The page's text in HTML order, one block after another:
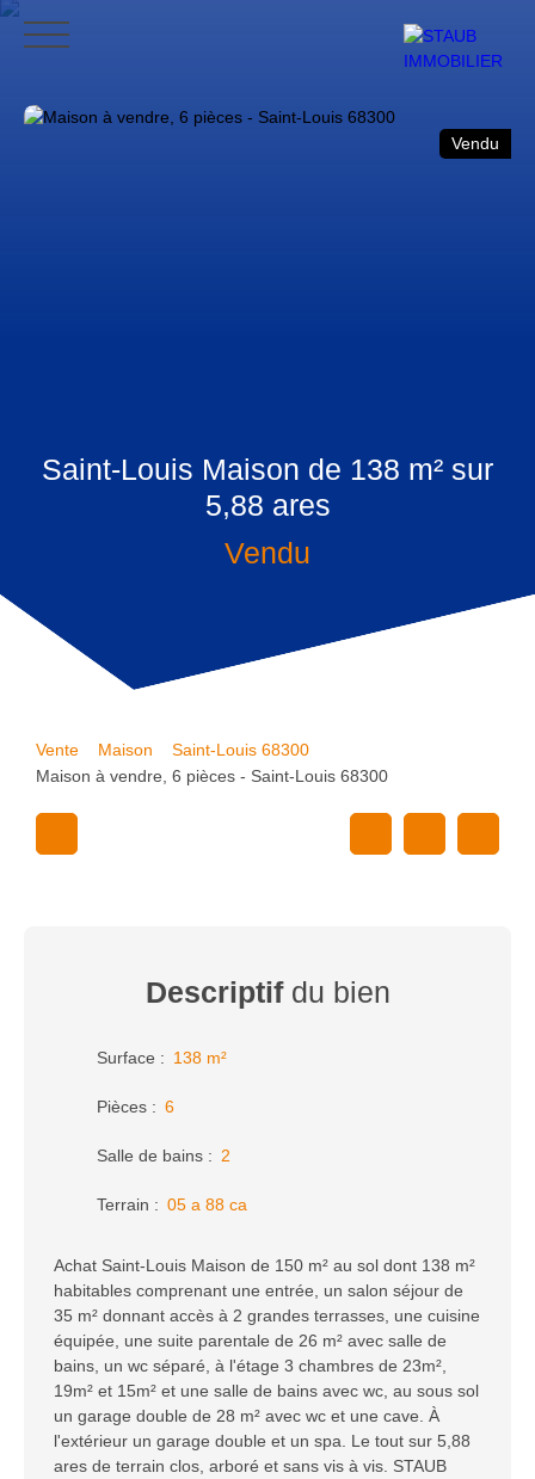
ACCUEIL ACHETER VENDRE NOS AVIS
Vendu
Saint-Louis Maison de 138 m² sur
5,88 ares
Vendu
Vente Maison
Saint-Louis 68300
Maison à vendre, 6 pièces - Saint-Louis 68300
Descriptifdu bien
Surface : 138 m²
Pièces : 6
Salle de bains : 2
Terrain : 05 a 88 ca
Achat Saint-Louis Maison de 150 m² au sol dont 138 m²
habitables comprenant une entrée, un salon séjour de
35 m² donnant accès à 2 grandes terrasses, une cuisine
équipée, une suite parentale de 26 m² avec salle de
bains, un wc séparé, à l'étage 3 chambres de 23m²,
19m² et 15m² et une salle de bains avec wc, au sous sol
un garage double de 28 m² avec wc et une cave. À
l'extérieur un garage double et un spa. Le tout sur 5,88
ares de terrain clos, arboré et sans vis à vis. STAUB